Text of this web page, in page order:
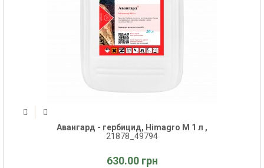
Авангард - гербицид, Himagro M 1 л ,
21878_49794
630.00 грн